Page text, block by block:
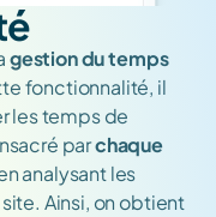
gestion du temps
fonctionnalité, il
les temps de
par chaque
analysant les
Ainsi, on obtient